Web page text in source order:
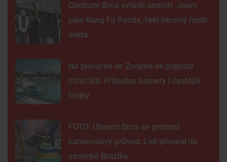
Centrum Brna ovládli šermíři. Jsem
jako Kung Fu Panda, řekl čerstvý mistr
světa
Na plovárně ve Znojmě se popralo
třicet lidí. Přibudou kamery i častější
hlídky
FOTO: Ulicemi Brna se prohnal
karnevalový průvod. Lidi přenesl do
exotické Brazílie